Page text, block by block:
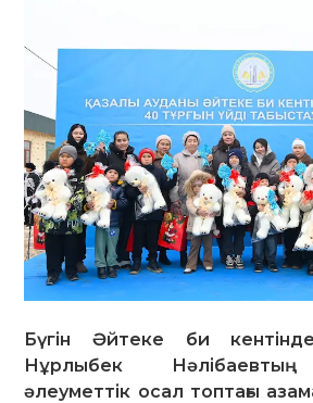
Бүгін Әйтеке би
Нұрлыбек
әлеуметтік осал топтағы